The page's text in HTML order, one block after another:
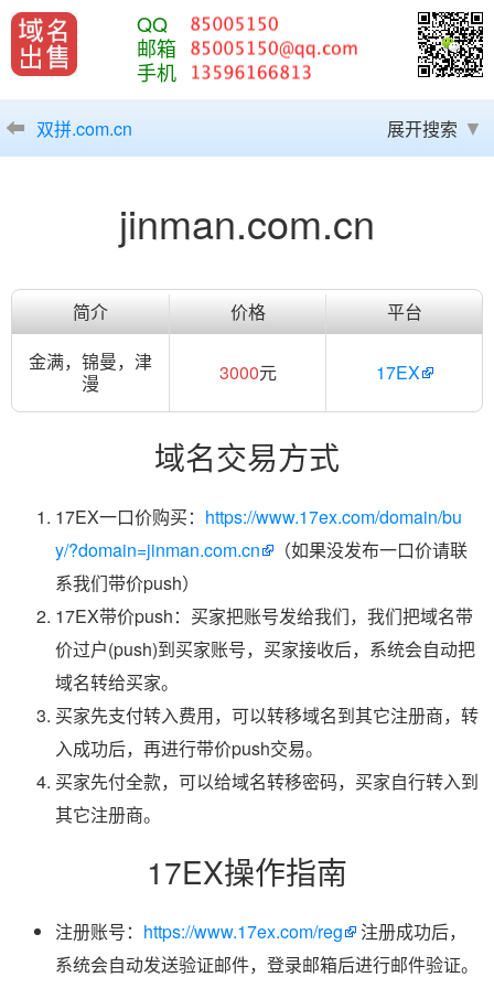
QQ
邮箱
手机
双拼.com.cn 展开搜索
jinman.com.cn
简介 价格
平台
金满，锦曼，津
漫
3000元 17EX
域名交易方式
17EX一口价购买： https://www.17ex.com/domain/bu
y/?domain=jinman.com.cn
（如果没发布一口价请联
系我们带价push）
17EX带价push：买家把账号发给我们，我们把域名带
价过户(push)到买家账号，买家接收后，系统会自动把
域名转给买家。
买家先支付转入费用，可以转移域名到其它注册商，转
入成功后，再进行带价push交易。
买家先付全款，可以给域名转移密码，买家自行转入到
其它注册商。
17EX操作指南
注册账号： https://www.17ex.com/reg
注册成功后，
系统会自动发送验证邮件，登录邮箱后进行邮件验证。